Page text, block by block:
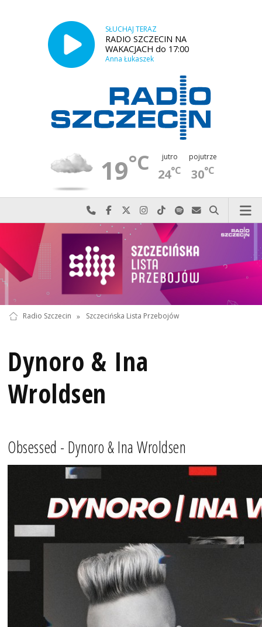
SŁUCHAJ TERAZ
RADIO SZCZECIN NA
WAKACJACH do 17:00
Anna Łukaszek
19°C jutro
24°C
pojutrze
30°C
Najlepiej po prostu do nas zadzwoń
Odwiedź nas na Facebook-u
Odwiedź nas na X
Odwiedź nas na Instagram-ie
Odwiedź nas na TikTok-u
Szukaj nas na Spotify
Wyślij do nas
Szukaj
Radio Szczecin » Szczecińska Lista Przebojów
Dynoro & Ina
Wroldsen
Obsessed - Dynoro & Ina Wroldsen